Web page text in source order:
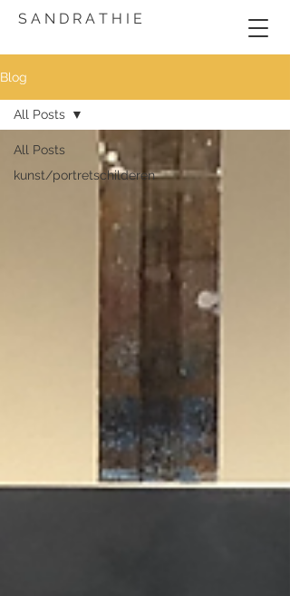
S A N D R A T H I E
Blog
All Posts
kunst/portretschilderen
All Posts